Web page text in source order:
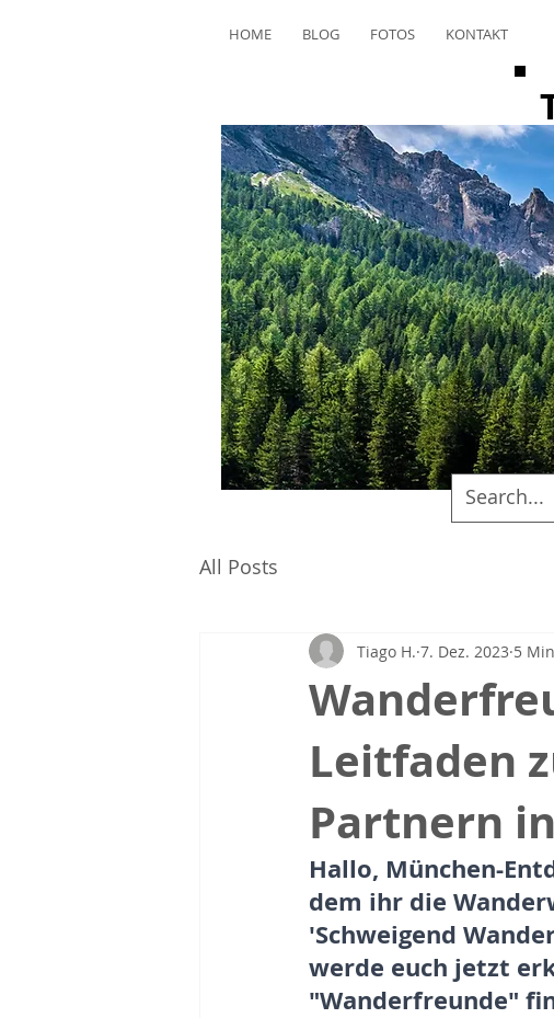
HOME BLOG FOTOS KONTAKT
All Posts
Leitfaden
Partnern
Tiago H. 7. Dez. 2023 5
Hallo, München-
dem ihr die
'Schweigend
werde euch jetzt
"Wanderfreunde"